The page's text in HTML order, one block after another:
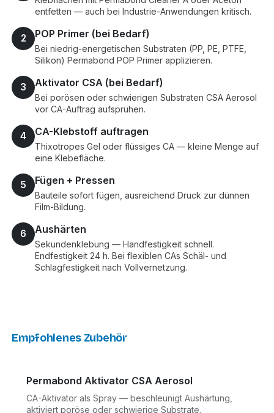
entfetten — auch bei Industrie-Anwendungen kritisch.
2 POP Primer (bei Bedarf)
Bei niedrig-energetischen Substraten (PP, PE, PTFE,
Silikon) Permabond POP Primer applizieren.
3 Aktivator CSA (bei Bedarf)
Bei porösen oder schwierigen Substraten CSA Aerosol
vor CA-Auftrag aufsprühen.
4 CA-Klebstoff auftragen
Thixotropes Gel oder flüssiges CA — kleine Menge auf
eine Klebefläche.
5 Fügen + Pressen
Bauteile sofort fügen, ausreichend Druck zur dünnen
Film-Bildung.
6 Aushärten
Sekundenklebung — Handfestigkeit schnell.
Endfestigkeit 24 h. Bei flexiblen CAs Schäl- und
Schlagfestigkeit nach Vollvernetzung.
Empfohlenes Zubehör
Permabond Aktivator CSA Aerosol
CA-Aktivator als Spray — beschleunigt Aushärtung,
aktiviert poröse oder schwierige Substrate.